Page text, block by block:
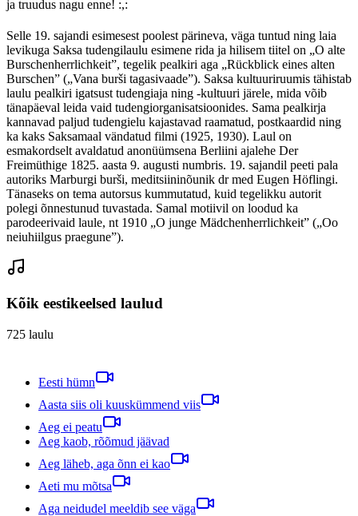
ja truudus nagu enne! :,:
Selle 19. sajandi esimesest poolest pärineva, väga tuntud ning laia
levikuga Saksa tudengilaulu esimene rida ja hilisem tiitel on „O alte
Burschenherrlichkeit”, tegelik pealkiri aga „Rückblick eines alten
Burschen” („Vana burši tagasivaade”). Saksa kultuuriruumis tähistab
laulu pealkiri igatsust tudengiaja ning -kultuuri järele, mida võib
tänapäeval leida vaid tudengiorganisatsioonides. Sama pealkirja
kannavad paljud tudengielu kajastavad raamatud, postkaardid ning
ka kaks Saksamaal vändatud filmi (1925, 1930). Laul on
esmakordselt avaldatud anonüümsena Berliini ajalehe Der
Freimüthige 1825. aasta 9. augusti numbris. 19. sajandil peeti pala
autoriks Marburgi burši, meditsiininõunik dr med Eugen Höflingi.
Tänaseks on tema autorsus kummutatud, kuid tegelikku autorit
polegi õnnestunud tuvastada. Samal motiivil on loodud ka
parodeerivaid laule, nt 1910 „O junge Mädchenherrlichkeit” („Oo
neiuhiilgus praegune”).
Kõik eestikeelsed laulud
725 laulu
Eesti hümn
Aasta siis oli kuuskümmend viis
Aeg ei peatu
Aeg kaob, rõõmud jäävad
Aeg läheb, aga õnn ei kao
Aeti mu mõtsa
Aga neidudel meeldib see väga